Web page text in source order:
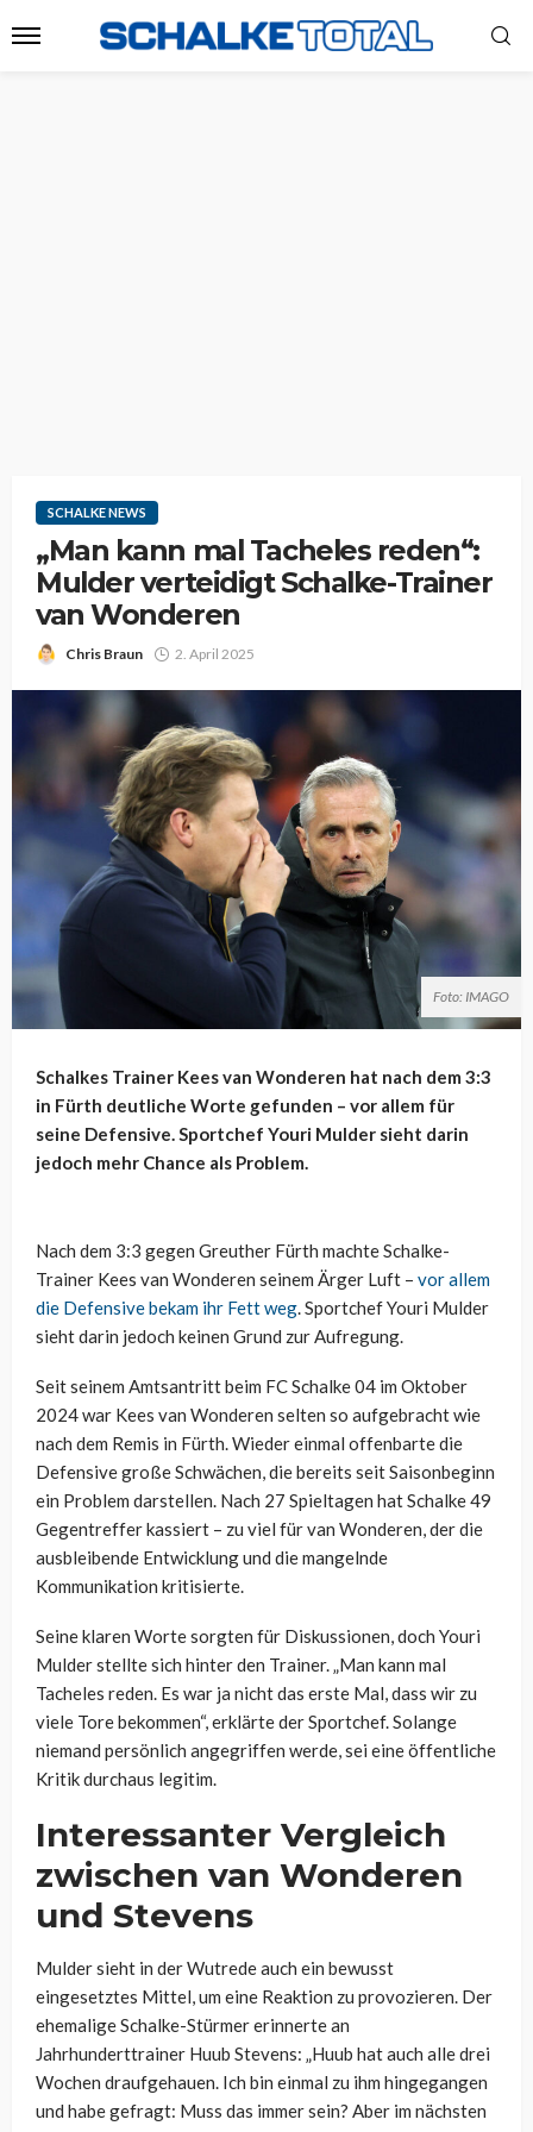
SCHALKE NEWS
„Man kann mal Tacheles reden“:
Mulder verteidigt Schalke-Trainer
van Wonderen
Chris Braun 2. April 2025
Foto: IMAGO
Schalkes Trainer Kees van Wonderen hat nach dem 3:3
in Fürth deutliche Worte gefunden – vor allem für
seine Defensive. Sportchef Youri Mulder sieht darin
jedoch mehr Chance als Problem.
Nach dem 3:3 gegen Greuther Fürth machte Schalke-
Trainer Kees van Wonderen seinem Ärger Luft – vor allem
die Defensive bekam ihr Fett weg. Sportchef Youri Mulder
sieht darin jedoch keinen Grund zur Aufregung.
Seit seinem Amtsantritt beim FC Schalke 04 im Oktober
2024 war Kees van Wonderen selten so aufgebracht wie
nach dem Remis in Fürth. Wieder einmal offenbarte die
Defensive große Schwächen, die bereits seit Saisonbeginn
ein Problem darstellen. Nach 27 Spieltagen hat Schalke 49
Gegentreffer kassiert – zu viel für van Wonderen, der die
ausbleibende Entwicklung und die mangelnde
Kommunikation kritisierte.
Seine klaren Worte sorgten für Diskussionen, doch Youri
Mulder stellte sich hinter den Trainer. „Man kann mal
Tacheles reden. Es war ja nicht das erste Mal, dass wir zu
viele Tore bekommen“, erklärte der Sportchef. Solange
niemand persönlich angegriffen werde, sei eine öffentliche
Kritik durchaus legitim.
Interessanter Vergleich
zwischen van Wonderen
und Stevens
Mulder sieht in der Wutrede auch ein bewusst
eingesetztes Mittel, um eine Reaktion zu provozieren. Der
ehemalige Schalke-Stürmer erinnerte an
Jahrhunderttrainer Huub Stevens: „Huub hat auch alle drei
Wochen draufgehauen. Ich bin einmal zu ihm hingegangen
und habe gefragt: Muss das immer sein? Aber im nächsten